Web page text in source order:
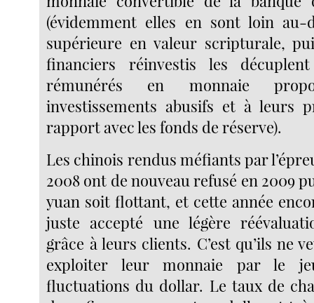
(évidemment elles en sont loin
supérieure en valeur scripturale,
financiers réinvestis les
rémunérés en monnaie
investissements abusifs et à leurs
rapport avec les fonds de réserve).
Les chinois rendus méfiants par
2008 ont de nouveau refusé en 2009
yuan soit flottant, et cette année
juste accepté une légère
grâce à leurs clients. C’est qu’ils ne
exploiter leur monnaie par le
fluctuations du dollar. Le taux de